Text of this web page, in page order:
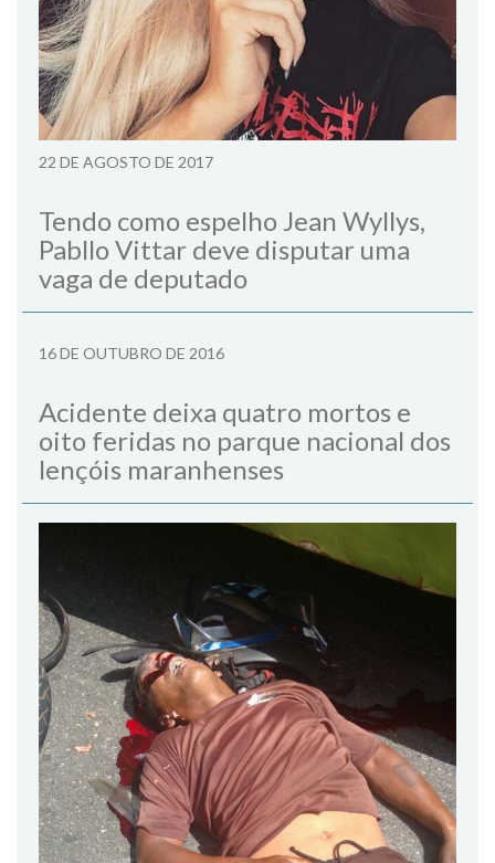
22 DE AGOSTO DE 2017
Tendo como espelho Jean Wyllys,
Pabllo Vittar deve disputar uma
vaga de deputado
16 DE OUTUBRO DE 2016
Acidente deixa quatro mortos e
oito feridas no parque nacional dos
lençóis maranhenses